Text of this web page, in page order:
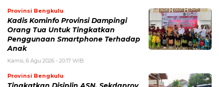
Provinsi Bengkulu
Kadis Kominfo Provinsi Dampingi
Orang Tua Untuk Tingkatkan
Penggunaan Smartphone Terhadap
Anak
Kamis, 6 Agu 2026 - 20:17 WIB
Provinsi Bengkulu
Tingkatkan Disiplin ASN, Sekdaprov